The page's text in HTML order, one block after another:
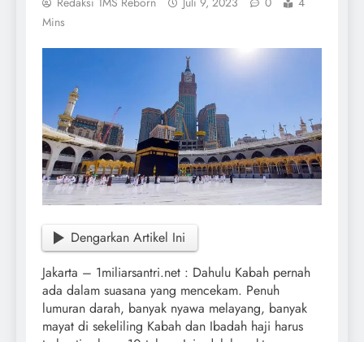
Mins
Dengarkan Artikel Ini
Jakarta – 1miliarsantri.net : Dahulu Kabah pernah
ada dalam suasana yang mencekam. Penuh
lumuran darah, banyak nyawa melayang, banyak
mayat di sekeliling Kabah dan Ibadah haji harus